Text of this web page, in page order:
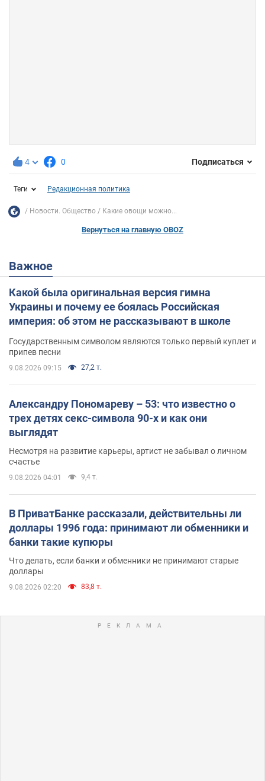
4 0 Подписаться
Теги Редакционная политика
Новости. Общество Какие овощи можно...
Вернуться на главную OBOZ
Важное
Какой была оригинальная версия гимна
Украины и почему ее боялась Российская
империя: об этом не рассказывают в школе
Государственным символом являются только первый куплет и
припев песни
9.08.2026 09:15 27,2 т.
Александру Пономареву – 53: что известно о
трех детях секс-символа 90-х и как они
выглядят
Несмотря на развитие карьеры, артист не забывал о личном
счастье
9.08.2026 04:01 9,4 т.
В ПриватБанке рассказали, действительны ли
доллары 1996 года: принимают ли обменники и
банки такие купюры
Что делать, если банки и обменники не принимают старые
доллары
9.08.2026 02:20 83,8 т.